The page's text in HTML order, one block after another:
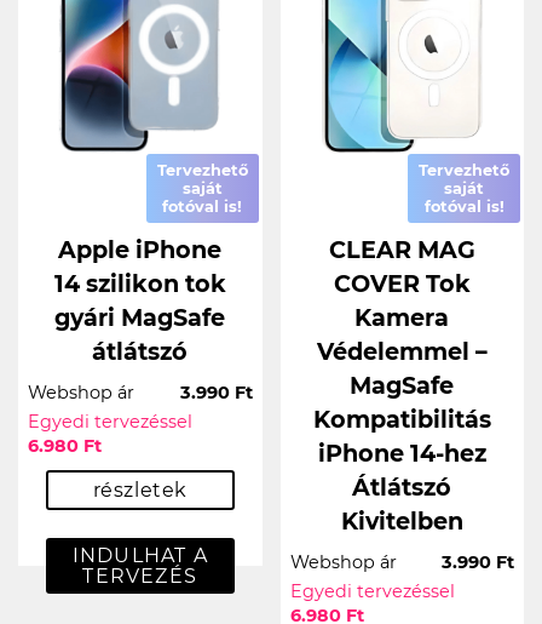
Tervezhető
saját
fotóval is!
Apple iPhone
14 szilikon tok
gyári MagSafe
átlátszó
Webshop ár
3.990 Ft
Egyedi tervezéssel
6.980 Ft
részletek
INDULHAT A
TERVEZÉS
Tervezhető
saját
fotóval is!
CLEAR MAG
COVER Tok
Kamera
Védelemmel –
MagSafe
Kompatibilitás
iPhone 14-hez
Átlátszó
Kivitelben
Webshop ár
3.990 Ft
Egyedi tervezéssel
6.980 Ft